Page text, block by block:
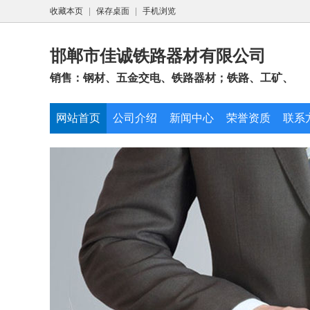
收藏本页 保存桌面 手机浏览
邯郸市佳诚铁路器材有限公司
销售：钢材、五金交电、铁路器材；铁路、工矿、
网站首页 公司介绍 新闻中心 荣誉资质 联系